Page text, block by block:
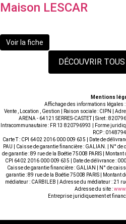
Maison LESCAR
Voir la fiche
DÉCOUVRIR
Mentions
Affichage des informations légales :
Vente , Location , Gestion | Raison sociale : CIPN |
ARENA - 64121 SERRES-CASTET | Siret :
Intracommunautaire : FR 13 820796993 | Forme
RCP :
Carte T : CPI 6402 2016 000 009 635 | Date de
PAU | Caisse de garantie financière : GALIAN. | N°
de garantie : 89 rue de la Boétie 75008 PARIS |
CPI 6402 2016 000 009 635 | Date de délivrance :
Caisse de garantie financière : GALIAN | N° de
garantie : 89 rue de la Boétie 75008 PARIS | Montant
médiateur : CARBILEB | Adresse du médiateur : 21
Adresse du site :
Entreprise juridiquement et